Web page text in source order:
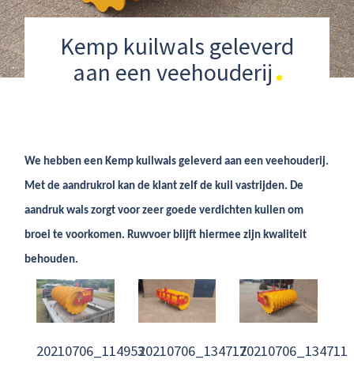
Kemp kuilwals geleverd
aan een veehouderij
We hebben een Kemp kuilwals geleverd aan een veehouderij.
Met de aandrukrol kan de klant zelf de kuil vastrijden. De
aandruk wals zorgt voor zeer goede verdichten kuilen om
broei te voorkomen. Ruwvoer blijft hiermee zijn kwaliteit
behouden.
20210706_11495320210706_13471720210706_134711